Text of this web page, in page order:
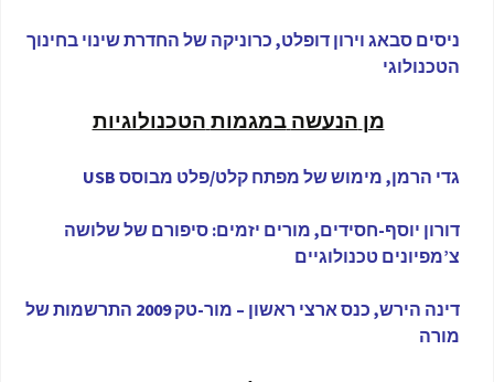
ניסים סבאג וירון דופלט, כרוניקה של החדרת שינוי בחינוך
הטכנולוגי
מן הנעשה במגמות הטכנולוגיות
גדי הרמן, מימוש של מפתח קלט/פלט מבוסס USB
דורון יוסף-חסידים, מורים יזמים: סיפורם של שלושה
צ’מפיונים טכנולוגיים
דינה הירש, כנס ארצי ראשון – מור-טק 2009 התרשמות של
מורה